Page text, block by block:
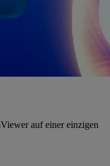
auf einer einzigen